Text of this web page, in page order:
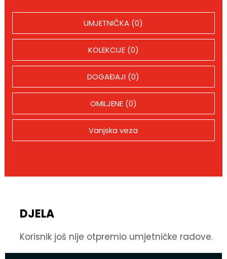
UMJETNIČKA (0)
KOLEKCIJE (0)
DOGAĐAJI (0)
OMILJENE (0)
Vanjska veza
DJELA
Korisnik još nije otpremio umjetničke radove.